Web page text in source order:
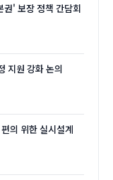
' 보장 정책 간담회
지원 강화 논의
의 위한 실시설계